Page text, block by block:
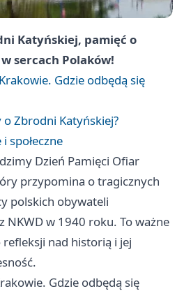
Katyńskiej, pamięć o
sercach Polaków!
Gdzie odbędą się
Zbrodni Katyńskiej?
społeczne
Dzień Pamięci Ofiar
przypomina o tragicznych
polskich obywateli
NKWD w 1940 roku. To ważne
refleksji nad historią i jej
Gdzie odbędą się